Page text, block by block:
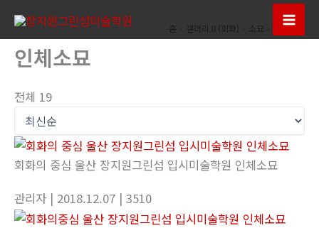
Main
홈 갤러리Ⅱ(회화) 소묘 인체소묘
인체소묘
전체 19
회화의 중심 울산 장지원그린섬 입시미술학원 인체소묘
관리자 | 2018.12.07 | 3510